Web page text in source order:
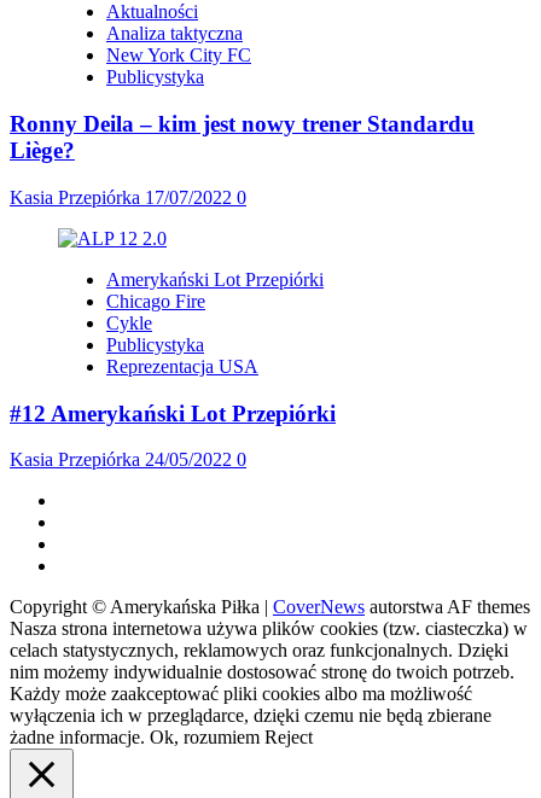
Aktualności
Analiza taktyczna
New York City FC
Publicystyka
Ronny Deila – kim jest nowy trener Standardu
Liège?
Kasia Przepiórka 17/07/2022 0
Amerykański Lot Przepiórki
Chicago Fire
Cykle
Publicystyka
Reprezentacja USA
#12 Amerykański Lot Przepiórki
Kasia Przepiórka 24/05/2022 0
Copyright © Amerykańska Piłka | CoverNews autorstwa AF themes
Nasza strona internetowa używa plików cookies (tzw. ciasteczka) w
celach statystycznych, reklamowych oraz funkcjonalnych. Dzięki
nim możemy indywidualnie dostosować stronę do twoich potrzeb.
Każdy może zaakceptować pliki cookies albo ma możliwość
wyłączenia ich w przeglądarce, dzięki czemu nie będą zbierane
żadne informacje. Ok, rozumiem Reject